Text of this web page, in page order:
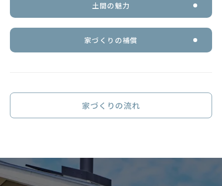
土間の魅力
家づくりの補償
家づくりの流れ